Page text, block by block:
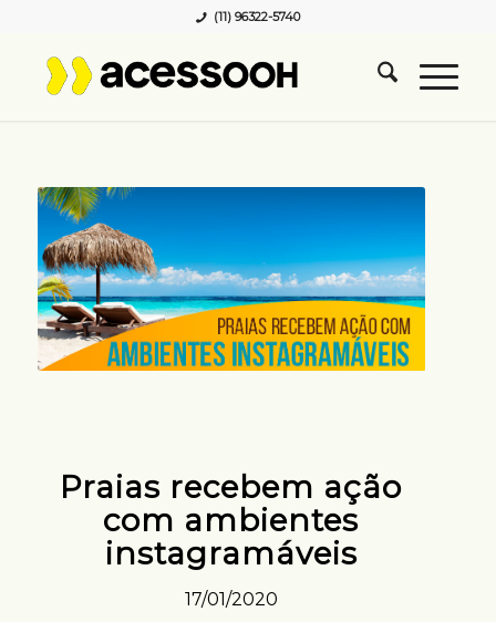
(11) 96322-5740
Praias recebem ação
com ambientes
instagramáveis
17/01/2020